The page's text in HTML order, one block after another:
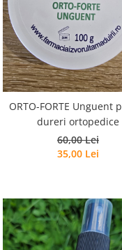
ORTO-FORTE Unguent
dureri ortopedice
60,00 Lei
35,00 Lei